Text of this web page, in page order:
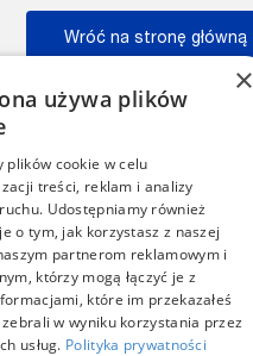
Wróć na stronę główną
Klienta Warszawa
NON-STOP
+48 22 628 62 52
×
używa plików
plików cookie w celu
treści, reklam i analizy
Udostępniamy również
o tym, jak korzystasz z naszej
partnerom reklamowym i
którzy mogą łączyć je z
które im przekazałeś
w wyniku korzystania przez
usług. Polityka prywatności